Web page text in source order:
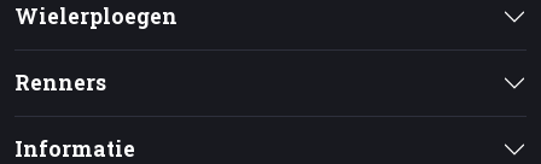
Wielerploegen
Renners
Informatie